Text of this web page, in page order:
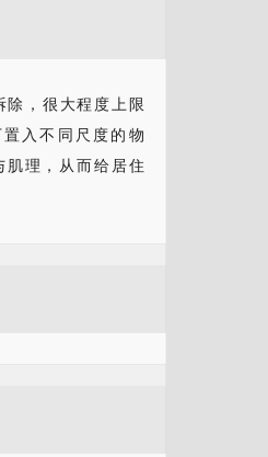
，很大程度上限
入不同尺度的物
理，从而给居住